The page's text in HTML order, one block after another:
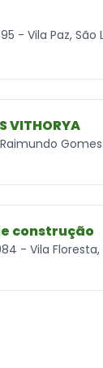
- Vila Paz,
VITHORYA
construção
- Vila